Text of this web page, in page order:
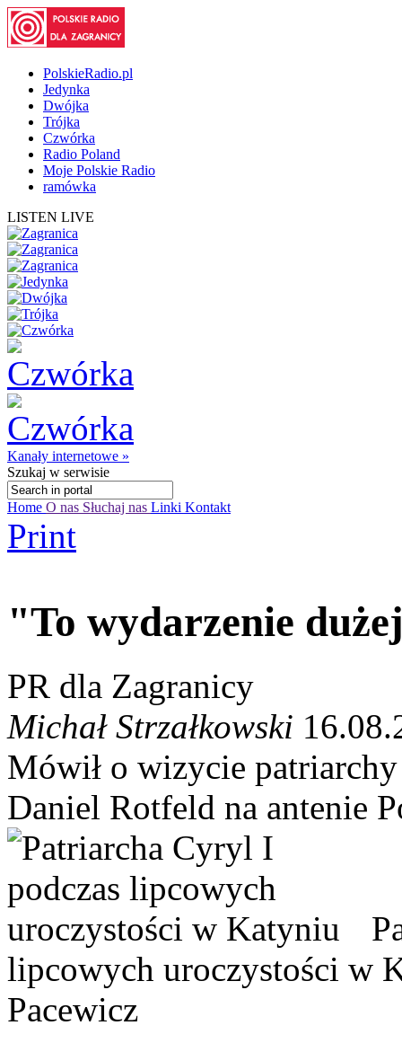
PolskieRadio.pl
Jedynka
Dwójka
Trójka
Czwórka
Radio Poland
Moje Polskie Radio
ramówka
LISTEN LIVE
Kanały internetowe »
Szukaj w serwisie
Home O nas Słuchaj nas Linki Kontakt
Print
"To wydarzenie
PR dla Zagranicy
Michał Strzałkowski
Mówił o wizycie
Daniel Rotfeld na antenie
lipcowych uroczystości w
Pacewicz